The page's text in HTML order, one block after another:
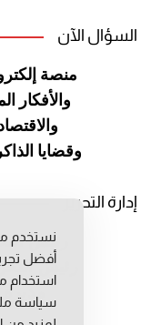
السؤال الآن
منصة
والأفكار
وقضايا
إدارة التحرير
رئيس
رئيس
نستخدم
أفضل
استخدام
سياسة